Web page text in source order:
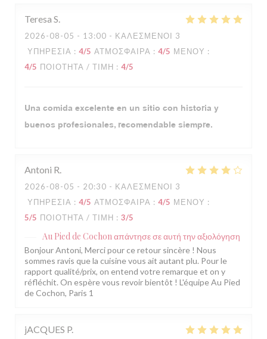
Teresa S
2026-08-05 - 13:00 - ΚΑΛΕΣΜΈΝΟΙ 3
ΥΠΗΡΕΣΊΑ : 4/5 ΑΤΜΌΣΦΑΙΡΑ : 4/5 ΜΕΝΟΎ :
4/5 ΠΟΙΌΤΗΤΑ / ΤΙΜΉ : 4/5
Una comida excelente en un sitio con historia y
buenos profesionales, recomendable siempre.
Antoni R
2026-08-05 - 20:30 - ΚΑΛΕΣΜΈΝΟΙ 3
ΥΠΗΡΕΣΊΑ : 4/5 ΑΤΜΌΣΦΑΙΡΑ : 4/5 ΜΕΝΟΎ :
5/5 ΠΟΙΌΤΗΤΑ / ΤΙΜΉ : 3/5
Au Pied de Cochonαπάντησε σε αυτή την αξιολόγηση
Bonjour Antoni, Merci pour ce retour sincère ! Nous
sommes ravis que la cuisine vous ait autant plu. Pour le
rapport qualité/prix, on entend votre remarque et on y
réfléchit. On espère vous revoir bientôt ! L'équipe Au Pied
de Cochon, Paris 1
jACQUES P